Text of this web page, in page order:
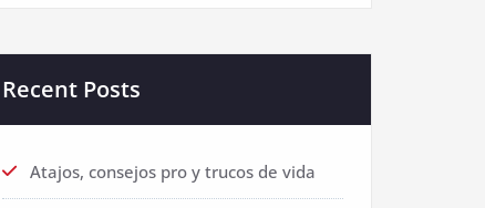
Recent Posts
Atajos, consejos pro y trucos de vida